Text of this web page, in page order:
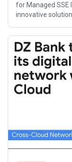
for Managed SSE
innovative